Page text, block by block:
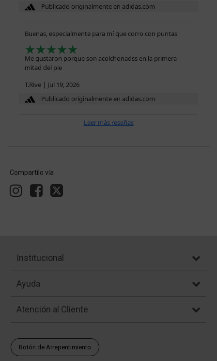
Publicado originalmente en adidas.com
Buenas, especialmente para mí que corro con puntas
Me gustaron porque son acolchonadss en la primera
mitad del pie
T.Rive | Jul 19, 2026
Publicado originalmente en adidas.com
Leer más reseñas
Compartílo vía
Institucional
Ayuda
Atención al Cliente
Botón de Arrepentimiento